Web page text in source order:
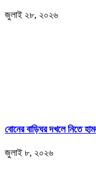
জুলাই ২৮, ২০২৬
বোনের বাড়িঘর দখলে নিতে
জুলাই ৮, ২০২৬